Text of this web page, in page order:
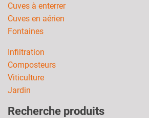
Cuves à enterrer
Cuves en aérien
Fontaines
Infiltration
Composteurs
Viticulture
Jardin
Recherche produits